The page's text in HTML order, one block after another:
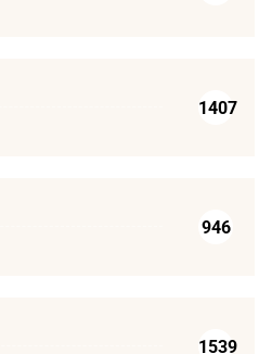
1407
946
1539